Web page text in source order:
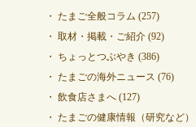
たまご全般コラム (257)
取材・掲載・ご紹介(92)
ちょっとつぶやき (386)
たまごの海外ニュース (76)
飲食店さまへ(127)
たまごの健康情報（研究など）